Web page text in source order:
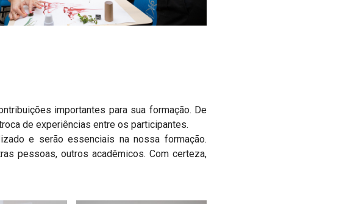
importantes para sua formação. De
de experiências entre os participantes.
e serão essenciais na nossa formação.
pessoas, outros acadêmicos. Com certeza,